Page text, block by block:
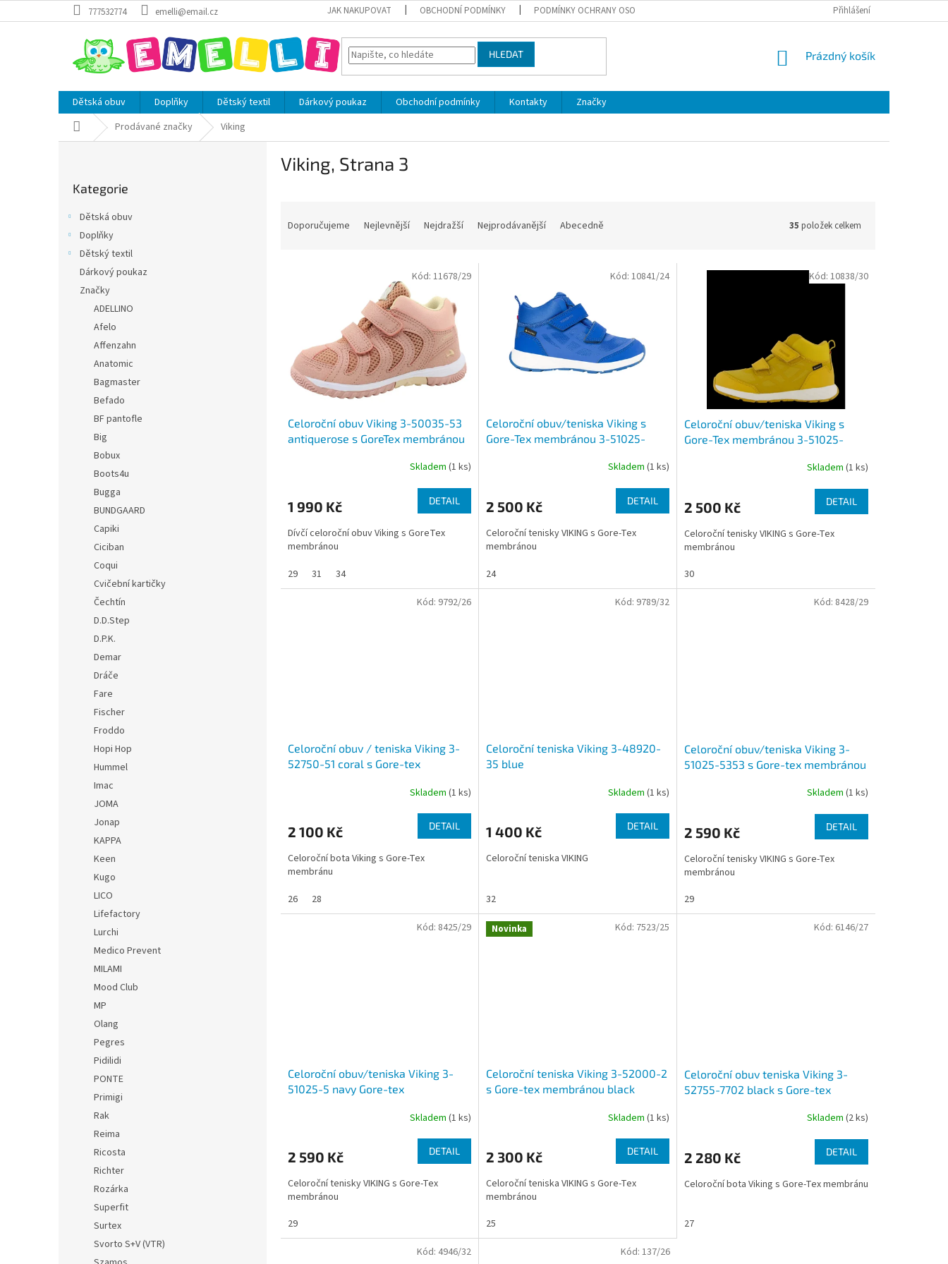
na
777532774 emelli@email.cz JAK NAKUPOVAT OBCHODNÍ PODMÍNKY PODMÍNKY OCHRANY OSOBNÍCH ÚDAJŮ VÝMĚNA A VRÁCENÍ ZBOŽÍ
Přihlášení
HLEDAT
NÁKUPNÍ
Prázdný košík
Dětská obuv Doplňky Dětský textil Dárkový poukaz Obchodní podmínky Kontakty
Značky
Domů Prodávané značky Viking
kategorie
Kategorie
Dětská obuv
Doplňky
Dětský textil
Dárkový poukaz
Značky
ADELLINO
Afelo
Affenzahn
Anatomic
Bagmaster
Befado
BF pantofle
Big
Bobux
Boots4u
Bugga
BUNDGAARD
Capiki
Ciciban
Coqui
Cvičební kartičky
Čechtín
D.D.Step
D.P.K.
Demar
Dráče
Fare
Fischer
Froddo
Hopi Hop
Hummel
Imac
JOMA
Jonap
KAPPA
Keen
Kugo
LICO
Lifefactory
Lurchi
Medico Prevent
MILAMI
Mood Club
MP
Olang
Pegres
Pidilidi
PONTE
Primigi
Rak
Reima
Ricosta
Richter
Rozárka
Superfit
Surtex
Svorto S+V (VTR)
Viking, Strana 3
Doporučujeme Nejlevnější Nejdražší Nejprodávanější Abecedně 35 položek celkem
Celoroční obuv Viking 3-50035-53
antiquerose s GoreTex membránou
Skladem (1 ks)
1 990 Kč DETAIL
Dívčí celoroční obuv Viking s GoreTex
membránou
29
31 34
Kód: 11678/29
Celoroční obuv/teniska Viking s
Gore-Tex membránou 3-51025-
Skladem (1 ks)
2 500 Kč DETAIL
Celoroční tenisky VIKING s Gore-Tex
membránou
24
Kód: 10841/24
Celoroční obuv/teniska Viking s
Gore-Tex membránou 3-51025-
Skladem (1 ks)
2 500 Kč DETAIL
Celoroční tenisky VIKING s Gore-Tex
membránou
30
Kód: 10838/30
Celoroční obuv / teniska Viking 3-
52750-51 coral s Gore-tex
Skladem (1 ks)
2 100 Kč DETAIL
Celoroční bota Viking s Gore-Tex
membránu
26
28
Kód: 9792/26
Celoroční teniska Viking 3-48920-
35 blue
Skladem (1 ks)
1 400 Kč DETAIL
Celoroční teniska VIKING
32
Kód: 9789/32
Celoroční obuv/teniska Viking 3-
51025-5353 s Gore-tex membránou
Skladem (1 ks)
2 590 Kč DETAIL
Celoroční tenisky VIKING s Gore-Tex
membránou
29
Kód: 8428/29
Celoroční obuv/teniska Viking 3-
51025-5 navy Gore-tex
Skladem (1 ks)
2 590 Kč DETAIL
Celoroční tenisky VIKING s Gore-Tex
membránou
29
Kód: 8425/29 Novinka
Celoroční teniska Viking 3-52000-2
s Gore-tex membránou black
Skladem (1 ks)
2 300 Kč DETAIL
Celoroční teniska VIKING s Gore-Tex
membránou
25
Kód: 7523/25
Celoroční obuv teniska Viking 3-
52755-7702 black s Gore-tex
Skladem (2 ks)
2 280 Kč DETAIL
Celoroční bota Viking s Gore-Tex membránu
27
Kód: 6146/27
Kód: 4946/32 Kód: 137/26